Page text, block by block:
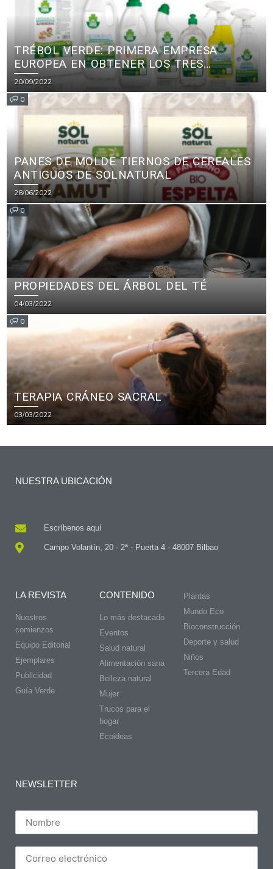
TRÉBOL VERDE: PRIMERA EMPRESA
EUROPEA EN OBTENER LOS TRES
PRINCIPALES CERTIFICADOS ECOLÓGICOS
PARA PRODUCTOS DE LIMPIEZA
20/09/2022
0
PANES DE MOLDE TIERNOS DE CEREALES
ANTIGUOS DE SOLNATURAL
28/06/2022
0
PROPIEDADES DEL ÁRBOL DEL TÉ
04/03/2022
0
TERAPIA CRÁNEO SACRAL
03/03/2022
NUESTRA UBICACIÓN
Escríbenos aquí
Campo Volantín, 20 - 2ª - Puerta 4 - 48007 Bilbao
LA REVISTA
Nuestros
comienzos
Equipo Editorial
Ejemplares
Publicidad
Guía Verde
CONTENIDO
Lo más destacado
Eventos
Salud natural
Alimentación sana
Belleza natural
Mujer
Trucos para el
hogar
Ecoideas
Plantas
Mundo Eco
Bioconstrucción
Deporte y salud
Niños
Tercera Edad
NEWSLETTER